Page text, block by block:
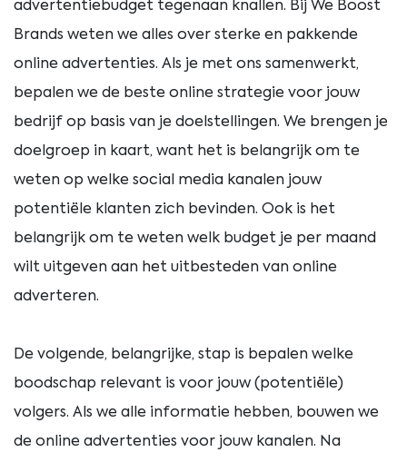
advertentiebudget tegenaan knallen. Bij We Boost
Brands weten we alles over sterke en pakkende
online advertenties. Als je met ons samenwerkt,
bepalen we de beste online strategie voor jouw
bedrijf op basis van je doelstellingen. We brengen je
doelgroep in kaart, want het is belangrijk om te
weten op welke social media kanalen jouw
potentiële klanten zich bevinden. Ook is het
belangrijk om te weten welk budget je per maand
wilt uitgeven aan het uitbesteden van online
adverteren.
De volgende, belangrijke, stap is bepalen welke
boodschap relevant is voor jouw (potentiële)
volgers. Als we alle informatie hebben, bouwen we
de online advertenties voor jouw kanalen. Na